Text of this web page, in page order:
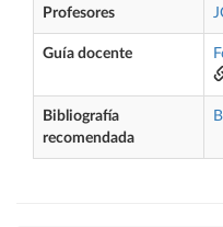
Profesores
Guía docente
Bibliografía
recomendada